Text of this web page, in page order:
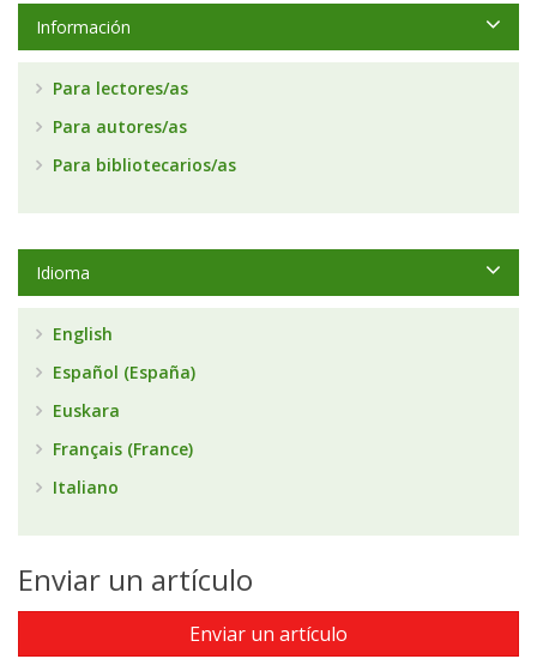
Información
Para lectores/as
Para autores/as
Para bibliotecarios/as
Idioma
English
Español (España)
Euskara
Français (France)
Italiano
Enviar un artículo
Enviar un artículo